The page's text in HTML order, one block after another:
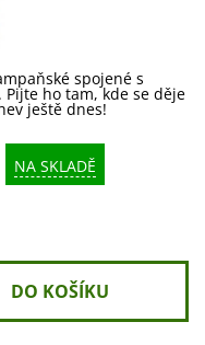
spojené s
Pijte ho tam, kde se děje
ještě dnes!
NA SKLADĚ